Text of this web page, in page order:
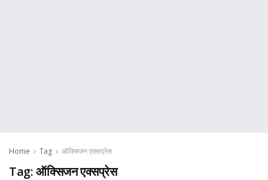
Home Tag ऑक्सिजन एक्सप्रेस
Tag:ऑक्सिजन एक्सप्रेस